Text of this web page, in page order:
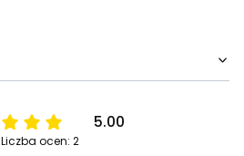
5.00
Liczba ocen: 2